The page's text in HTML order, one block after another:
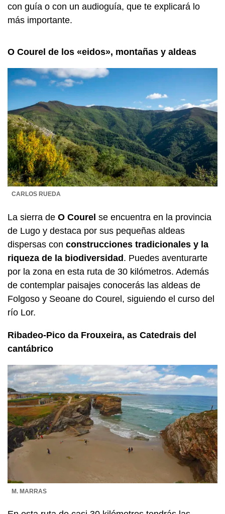
con guía o con un audioguía, que te explicará lo
más importante.
O Courel de los «eidos», montañas y aldeas
CARLOS RUEDA
La sierra de O Courel se encuentra en la provincia
de Lugo y destaca por sus pequeñas aldeas
dispersas con construcciones tradicionales y la
riqueza de la biodiversidad. Puedes aventurarte
por la zona en esta ruta de 30 kilómetros. Además
de contemplar paisajes conocerás las aldeas de
Folgoso y Seoane do Courel, siguiendo el curso del
río Lor.
Ribadeo-Pico da Frouxeira, as Catedrais del
cantábrico
M. MARRAS